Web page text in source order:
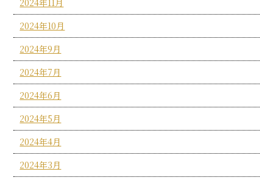
2024年10月
2024年9月
2024年7月
2024年6月
2024年5月
2024年4月
2024年3月